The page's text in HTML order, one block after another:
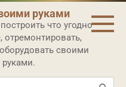
руками
что угодно
отремонтировать,
своими
руками.